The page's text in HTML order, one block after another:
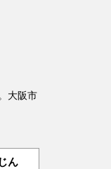
大阪市
ん